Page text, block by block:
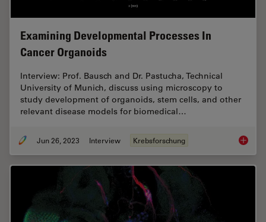
Examining Developmental Processes In
Cancer Organoids
Interview: Prof. Bausch and Dr. Pastucha, Technical
University of Munich, discuss using microscopy to
study development of organoids, stem cells, and other
relevant disease models for biomedical…
Jun 26, 2023 Interview Krebsforschung